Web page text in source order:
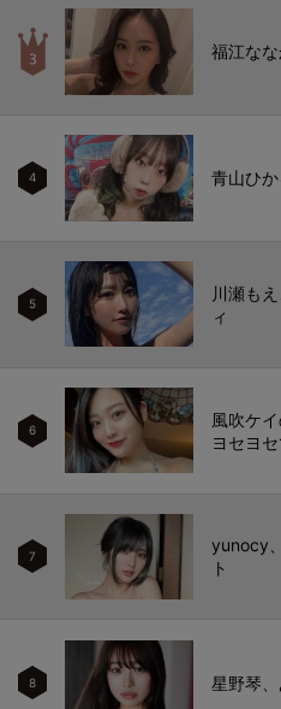
福江な
4 青山ひ
5
川瀬も
ィ
6
風吹ケ
ヨセヨセ
7
yunocy
ト
8 星野琴